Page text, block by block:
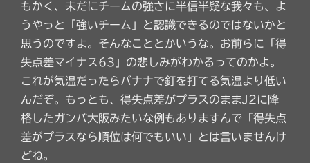
もかく、未だにチームの強さに半信半疑な我々も、よ
うやっと「強いチーム」と認識できるのではないかと
思うのですよ。そんなこととかいうな。お前らに「得
失点差マイナス63」の悲しみがわかるってのかよ。
これが気温だったらバナナで釘を打てる気温より低い
んだぞ。もっとも、得失点差がプラスのままJ2に降
格したガンバ大阪みたいな例もありますんで「得失点
差がプラスなら順位は何でもいい」とは言いませんけ
どね。